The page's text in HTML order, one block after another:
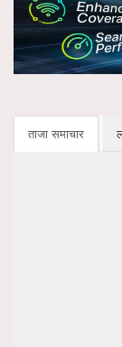
ताजा समाचार